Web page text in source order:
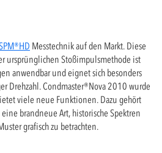
Messtechnik auf den Markt. Diese
ursprünglichen Stoßimpulsmethode ist
anwendbar und eignet sich besonders
Drehzahl. Condmaster®Nova 2010 wurde
viele neue Funktionen. Dazu gehört
brandneue Art, historische Spektren
grafisch zu betrachten.